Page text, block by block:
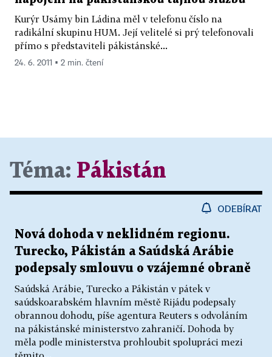
Kurýr Usámy bin Ládina měl v telefonu číslo na
radikální skupinu HUM. Její velitelé si prý telefonovali
přímo s představiteli pákistánské...
24. 6. 2011 ▪ 2 min. čtení
Téma: Pákistán
ODEBÍRAT
Nová dohoda v neklidném regionu.
Turecko, Pákistán a Saúdská Arábie
podepsaly smlouvu o vzájemné obraně
Saúdská Arábie, Turecko a Pákistán v pátek v
saúdskoarabském hlavním městě Rijádu podepsaly
obrannou dohodu, píše agentura Reuters s odvoláním
na pákistánské ministerstvo zahraničí. Dohoda by
měla podle ministerstva prohloubit spolupráci mezi